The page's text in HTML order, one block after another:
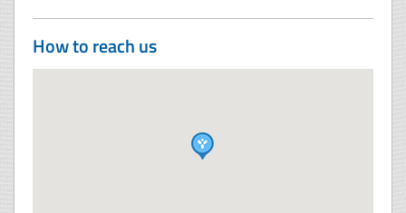
How to reach us